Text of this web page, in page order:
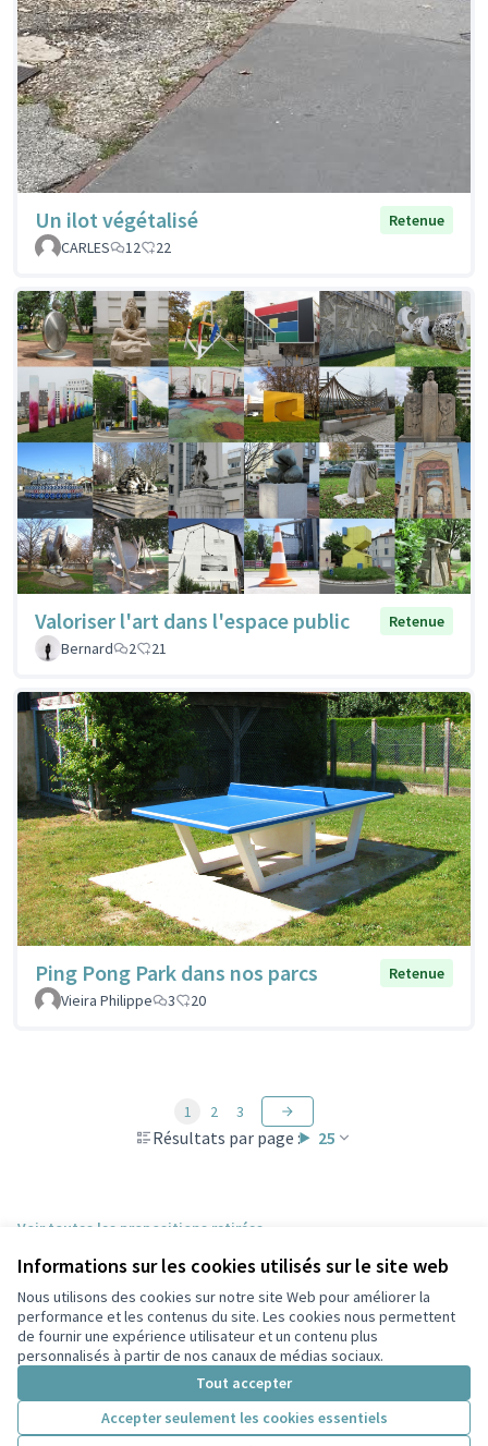
Informations sur les cookies utilisés sur le site web
Nous utilisons des cookies sur notre site Web pour améliorer la
performance et les contenus du site. Les cookies nous permettent
de fournir une expérience utilisateur et un contenu plus
personnalisés à partir de nos canaux de médias sociaux.
Tout accepter
Accepter seulement les cookies essentiels
Un ilot végétalisé
Retenue
CARLES
12 22
Valoriser l'art dans l'espace public
Retenue
Bernard
2 21
Ping Pong Park dans nos parcs
Retenue
Vieira Philippe
3 20
Résultats par page : 25
1 2 3
Voir toutes les propositions retirées
Conditions d'utilisation
Paramètres des cookies
Participez Villeurbanne sur X
(Lien externe)
Participez Villeurbanne sur Facebook
Participez Villeurbanne sur Instagram
Participez Villeurbanne sur YouTube
(Lien externe)
Licence
(Lien